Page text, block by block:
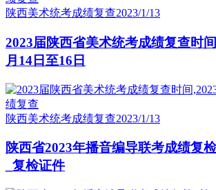
陕西美术统考成绩复查2023/1/13
2023届陕西省美术统考成绩复查时
月14日至16日
陕西美术统考成绩复查2023/1/13
陕西省2023年播音编导联考成绩复
_复检证件